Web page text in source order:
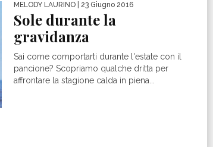
MELODY LAURINO | 23 Giugno 2016
Sole durante la
gravidanza
Sai come comportarti durante l'estate con il
pancione? Scopriamo qualche dritta per
affrontare la stagione calda in piena...